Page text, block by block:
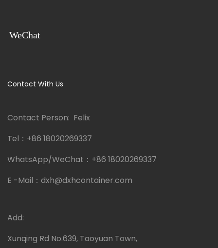
WeChat
Contact With Us
Contact Person: Felix
Tel： +86 18020269337
WhatsApp/WeChat： +86 18020269337
E -Mail： dxh@dxhcontainer.com
Add:
Xunqing Rd No.639, Taoyuan Town,